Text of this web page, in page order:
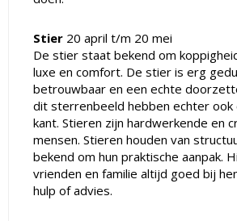
Stier 20 april t/m 20 mei
De stier staat bekend om
luxe en comfort. De stier is erg
betrouwbaar en een echte
dit sterrenbeeld hebben echter ook
kant. Stieren zijn hardwerkende en
mensen. Stieren houden van
bekend om hun praktische aanpak.
vrienden en familie altijd goed bij
hulp of advies.